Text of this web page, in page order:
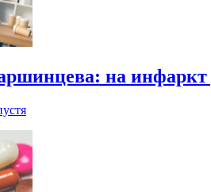
на инфаркт